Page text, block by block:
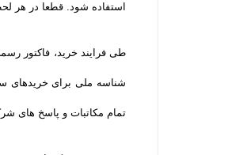
استفاده شود. قطعا در هر
طی فرایند خرید، فاکتور
شناسه ملی برای خریدهای
تمام مکاتبات و پاسخ های